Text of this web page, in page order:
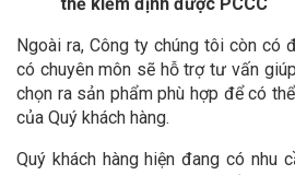
Ngoài ra, Công ty chúng tôi còn có
có chuyên môn sẽ hỗ trợ tư vấn
chọn ra sản phẩm phù hợp để có
của Quý khách hàng.
Quý khách hàng hiện đang có nhu